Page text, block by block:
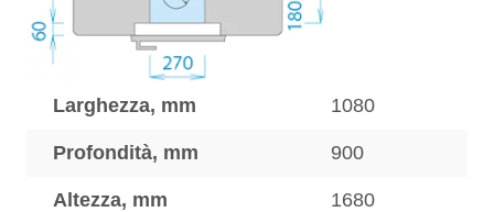
Larghezza, mm 1080
Profondità, mm 900
Altezza, mm 1680